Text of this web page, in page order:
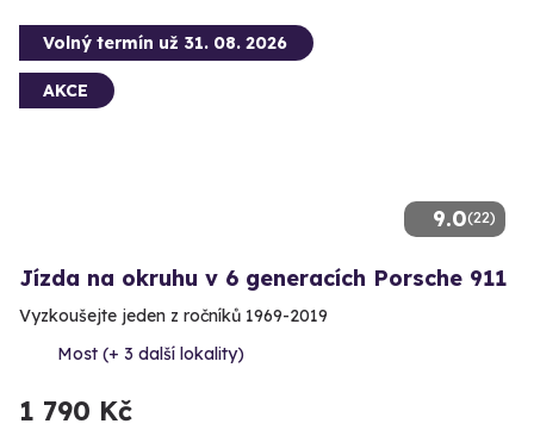
9.0(22)
Volný termín už 31. 08. 2026
AKCE
Jízda na okruhu v 6 generacích Porsche 911
Vyzkoušejte jeden z ročníků 1969-2019
Most (+ 3 další lokality)
1 790 Kč